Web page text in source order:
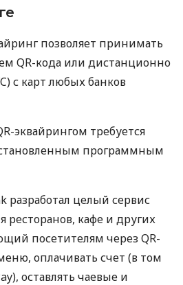
позволяет принимать
QR-кода или дистанционно
с карт любых банков
эквайрингом требуется
программным
разработал целый сервис
ресторанов, кафе и других
посетителям через QR-
оплачивать счет (в том
оставлять чаевые и